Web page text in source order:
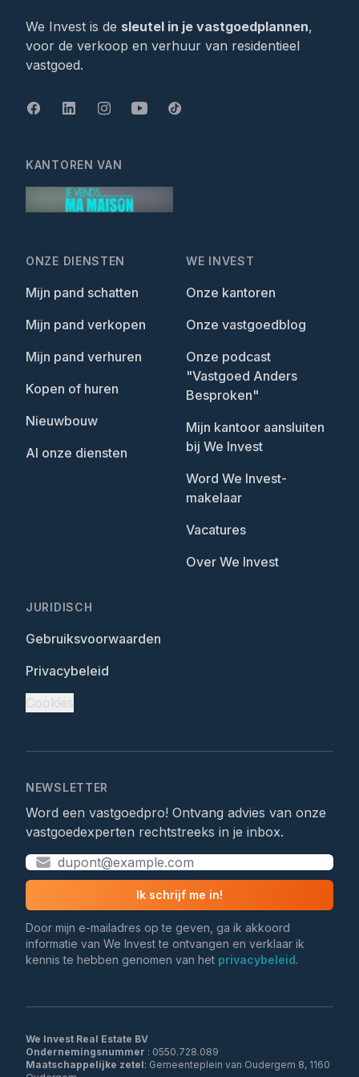
We Invest is de sleutel in je vastgoedplannen,
voor de verkoop en verhuur van residentieel
vastgoed.
ONZE DIENSTEN
Mijn pand schatten
Mijn pand verkopen
Mijn pand verhuren
Kopen of huren
Nieuwbouw
Al onze diensten
WE INVEST
Onze kantoren
Onze vastgoedblog
Onze podcast
"Vastgoed Anders
Besproken"
Mijn kantoor aansluiten
bij We Invest
Word We Invest-
makelaar
Vacatures
Over We Invest
JURIDISCH
Gebruiksvoorwaarden
Privacybeleid
Cookies
KANTOREN VAN
NEWSLETTER
Word een vastgoedpro! Ontvang advies van onze
vastgoedexperten rechtstreeks in je inbox.
Ik schrijf me in!
Door mijn e-mailadres op te geven, ga ik akkoord
informatie van We Invest te ontvangen en verklaar ik
kennis te hebben genomen van het privacybeleid.
We Invest Real Estate BV
Ondernemingsnummer
Maatschappelijke zetel: Gemeenteplein van Oudergem 8, 1160